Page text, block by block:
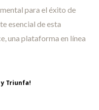
para el éxito de
esencial de esta
una plataforma en línea
Triunfa!